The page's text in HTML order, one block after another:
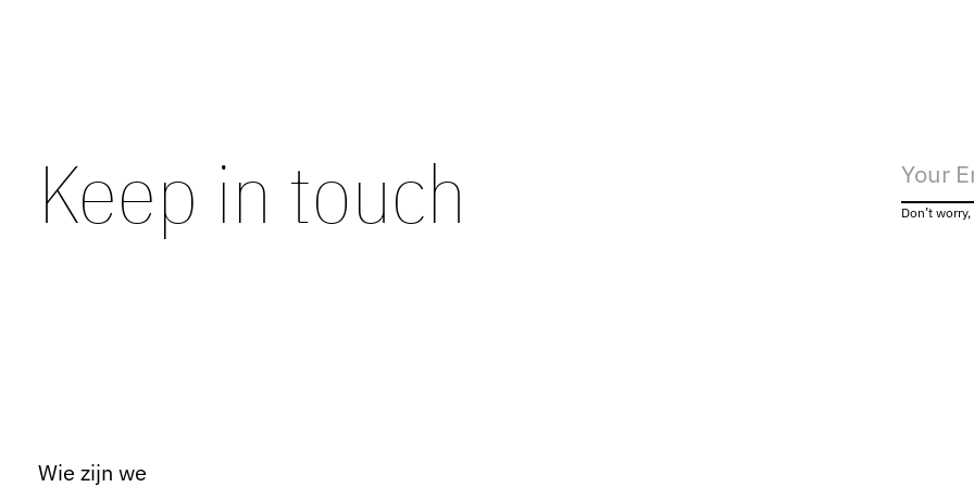
Keep in touch Don’t
Wie zijn we